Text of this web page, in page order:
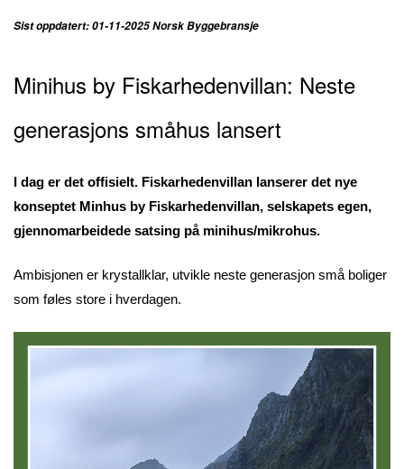
Sist oppdatert: 01-11-2025 Norsk Byggebransje
Minihus by Fiskarhedenvillan: Neste
generasjons småhus lansert
I dag er det offisielt. Fiskarhedenvillan lanserer det nye
konseptet Minhus by Fiskarhedenvillan, selskapets egen,
gjennomarbeidede satsing på minihus/mikrohus.
Ambisjonen er krystallklar, utvikle neste generasjon små boliger
som føles store i hverdagen.